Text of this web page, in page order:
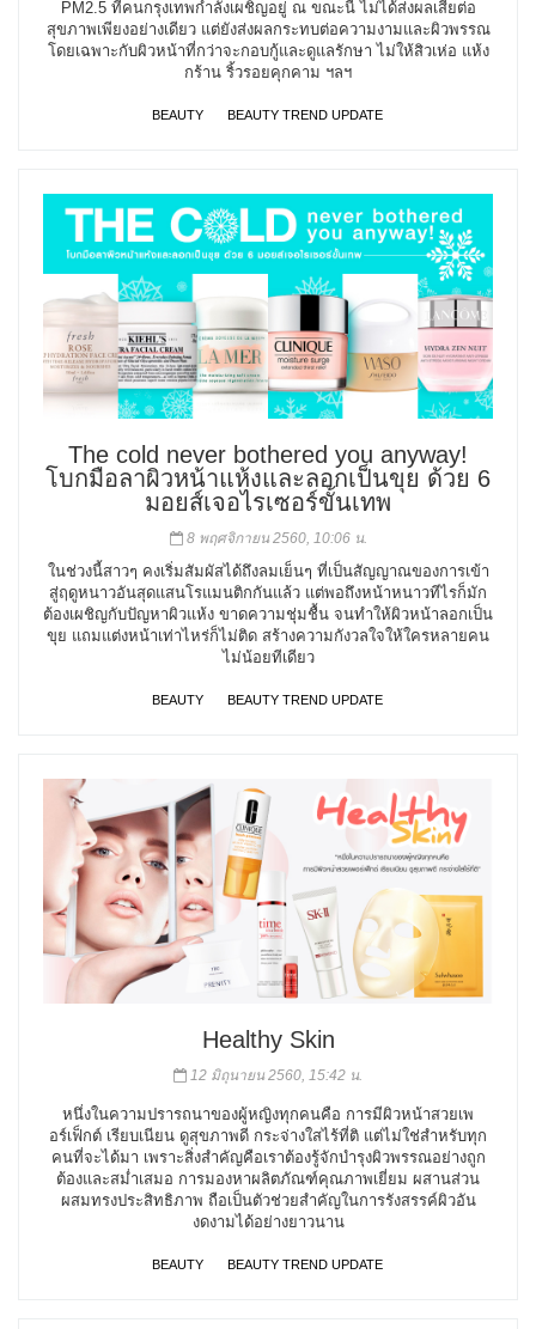
PM2.5 ที่คนกรุงเทพกำลังเผชิญอยู่ ณ ขณะนี้ ไม่ได้ส่งผลเสียต่อ
สุขภาพเพียงอย่างเดียว แต่ยังส่งผลกระทบต่อความงามและผิวพรรณ
โดยเฉพาะกับผิวหน้าที่กว่าจะกอบกู้และดูแลรักษา ไม่ให้สิวเห่อ แห้ง
กร้าน ริ้วรอยคุกคาม ฯลฯ
BEAUTY BEAUTY TREND UPDATE
The cold never bothered you anyway!
โบกมือลาผิวหน้าแห้งและลอกเป็นขุย ด้วย 6
มอยส์เจอไรเซอร์ขั้นเทพ
8 พฤศจิกายน 2560, 10:06 น.
ในช่วงนี้สาวๆ คงเริ่มสัมผัสได้ถึงลมเย็นๆ ที่เป็นสัญญาณของการเข้า
สู่ฤดูหนาวอันสุดแสนโรแมนติกกันแล้ว แต่พอถึงหน้าหนาวทีไรก็มัก
ต้องเผชิญกับปัญหาผิวแห้ง ขาดความชุ่มชื้น จนทำให้ผิวหน้าลอกเป็น
ขุย แถมแต่งหน้าเท่าไหร่ก็ไม่ติด สร้างความกังวลใจให้ใครหลายคน
ไม่น้อยทีเดียว
BEAUTY BEAUTY TREND UPDATE
Healthy Skin
12 มิถุนายน 2560, 15:42 น.
หนึ่งในความปรารถนาของผู้หญิงทุกคนคือ การมีผิวหน้าสวยเพ
อร์เฟ็กต์ เรียบเนียน ดูสุขภาพดี กระจ่างใสไร้ที่ติ แต่ไม่ใช่สำหรับทุก
คนที่จะได้มา เพราะสิ่งสำคัญคือเราต้องรู้จักบำรุงผิวพรรณอย่างถูก
ต้องและสม่ำเสมอ การมองหาผลิตภัณฑ์คุณภาพเยี่ยม ผสานส่วน
ผสมทรงประสิทธิภาพ ถือเป็นตัวช่วยสำคัญในการรังสรรค์ผิวอัน
งดงามได้อย่างยาวนาน
BEAUTY BEAUTY TREND UPDATE